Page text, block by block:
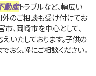
動産トラブルなど、幅広い
外のご相談も受け付けてお
市、岡崎市を中心として、
いたしております。子供の
お気軽にご相談ください。